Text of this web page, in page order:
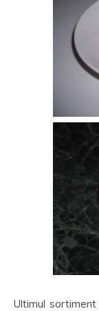
Ultimul